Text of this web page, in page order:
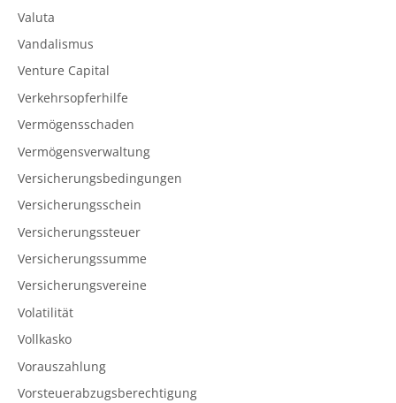
Valuta
Vandalismus
Venture Capital
Verkehrsopferhilfe
Vermögensschaden
Vermögensverwaltung
Versicherungsbedingungen
Versicherungsschein
Versicherungssteuer
Versicherungssumme
Versicherungsvereine
Volatilität
Vollkasko
Vorauszahlung
Vorsteuerabzugsberechtigung